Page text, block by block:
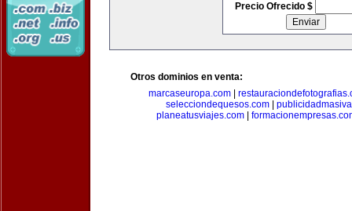
Precio Ofrecido $
Otros dominios en venta:
marcaseuropa.com|
selecciondequesos.com
planeatusviajes.com